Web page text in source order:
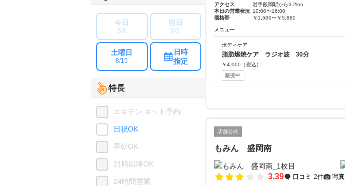
アクセス
岩手飯岡駅から3.2km
本日の営業状況 10:00〜16:00
価格帯
￥1,500〜￥5,880
メニュー
ボディケア
脂肪燃焼ケア ラジオ波 30分
￥4,000 （税込）
販売中
店舗公式
もみん 盛岡南
3.39 口コミ 2件 写真
今日
8/8
明日
8/9
土曜日
8/15
日時
指定
特長
エキテン ネット予約
日祝OK
早朝OK
21時以降OK
24時間営業